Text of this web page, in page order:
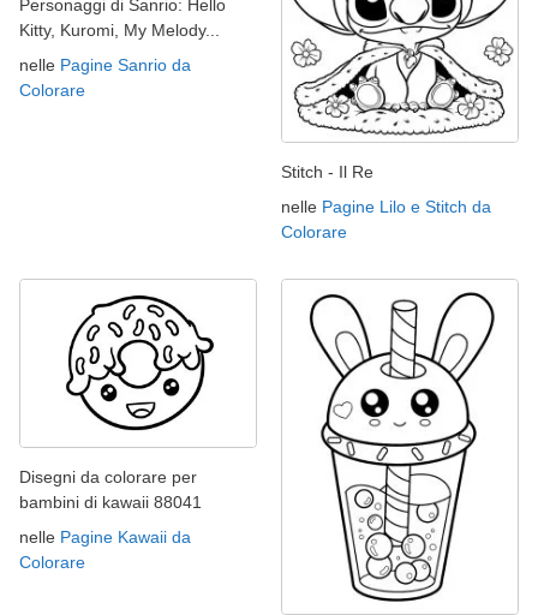
Personaggi di Sanrio: Hello
Kitty, Kuromi, My Melody...
nelle Pagine Sanrio da
Colorare
Stitch - Il Re
nelle Pagine Lilo e Stitch da
Colorare
Disegni da colorare per
bambini di kawaii 88041
nelle Pagine Kawaii da
Colorare